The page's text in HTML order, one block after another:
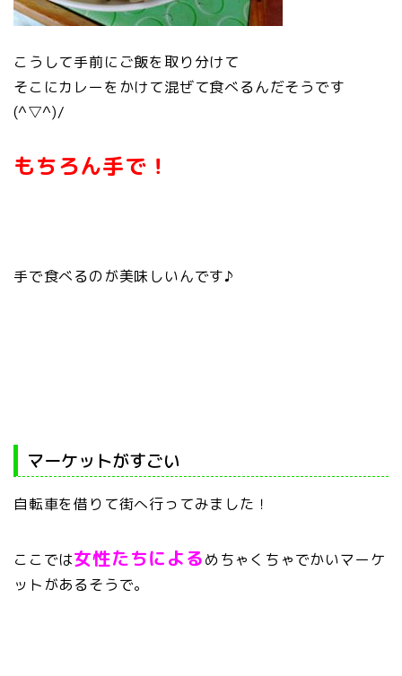
こうして手前にご飯を取り分けて
そこにカレーをかけて混ぜて食べるんだそうです
(^▽^)/
もちろん手で！
手で食べるのが美味しいんです♪
マーケットがすごい
自転車を借りて街へ行ってみました！
ここでは女性たちによるめちゃくちゃでかいマーケ
ットがあるそうで。